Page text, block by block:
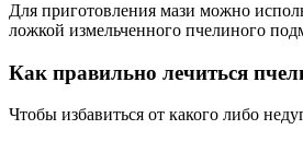
Для приготовления мази можно
ложкой измельченного пчелиного
Как правильно лечиться
Чтобы избавиться от какого либо